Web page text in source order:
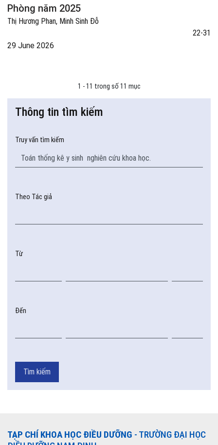
Phòng năm 2025
Thị Hương Phan, Minh Sinh Đỗ
22-31
29 June 2026
1 - 11 trong số 11 mục
Thông tin tìm kiếm
Truy vấn tìm kiếm
Theo Tác giả
Từ
Đến
Tìm kiếm
TẠP CHÍ KHOA HỌC ĐIỀU DƯỠNG - TRƯỜNG ĐẠI HỌC